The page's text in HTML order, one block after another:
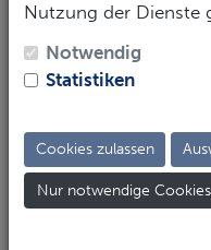
Nutzung der Dienste
Notwendig
Statistiken
Cookies zulassen
Nur notwendige